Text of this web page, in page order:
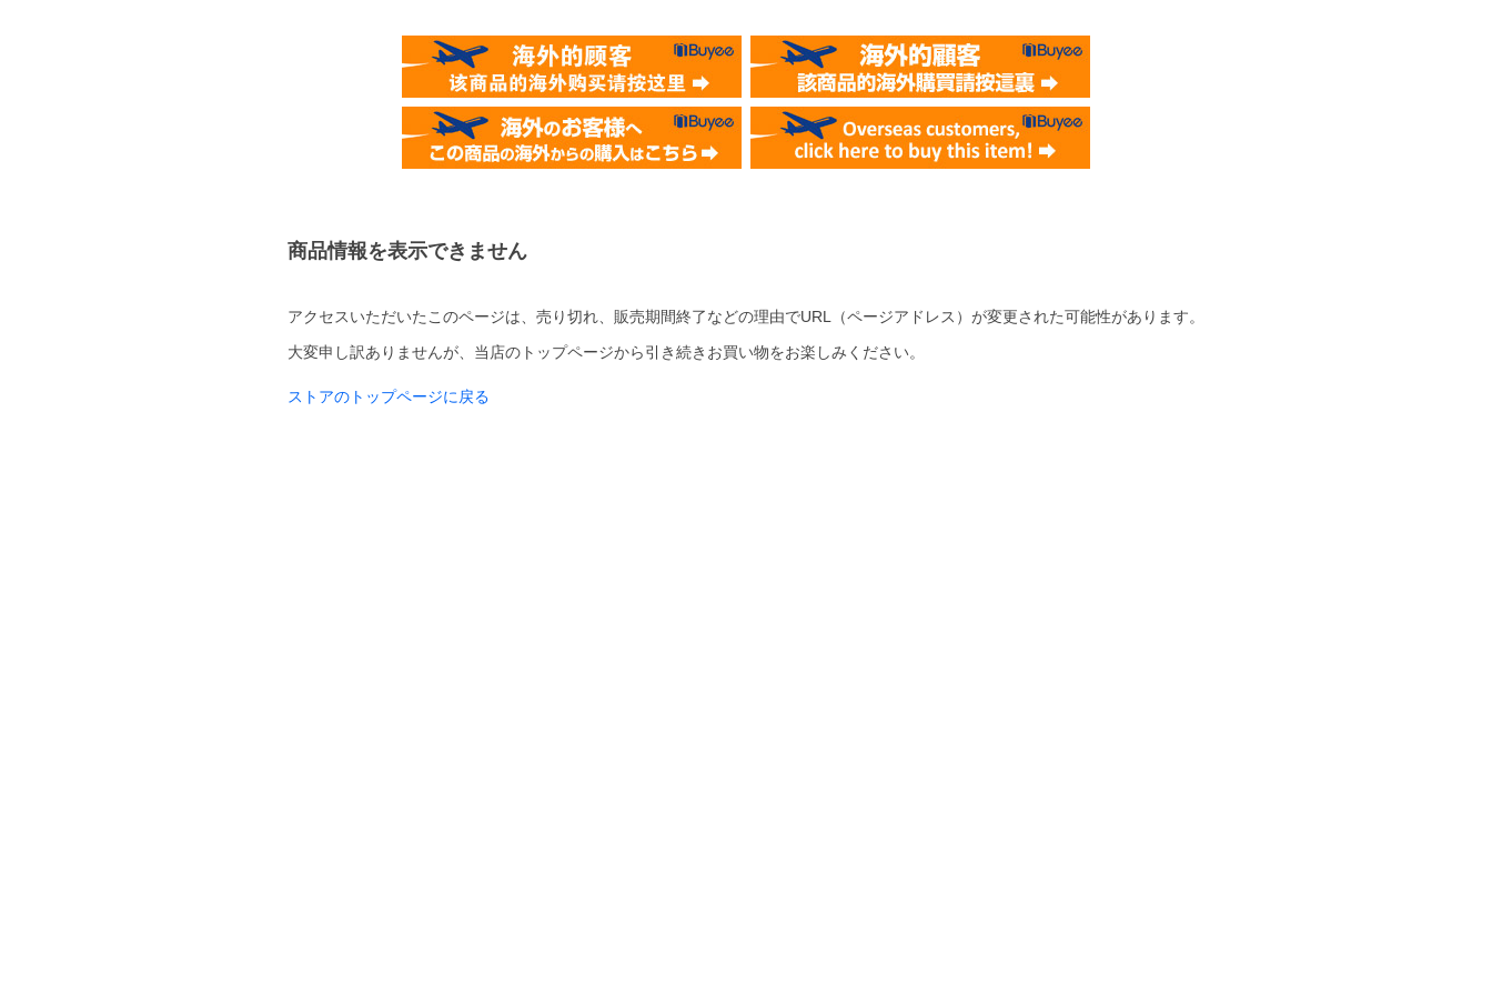
商品情報を表示できません
アクセスいただいたこのページは、売り切れ、販売期間終了などの理由でURL（ページアドレス）が変更された可能性があります。
大変申し訳ありませんが、当店のトップページから引き続きお買い物をお楽しみください。
ストアのトップページに戻る